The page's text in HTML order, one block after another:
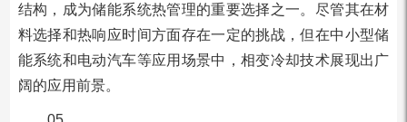
结构，成为储能系统热管理的重要选择之一。尽管其在材
料选择和热响应时间方面存在一定的挑战，但在中小型储
能系统和电动汽车等应用场景中，相变冷却技术展现出广
阔的应用前景。